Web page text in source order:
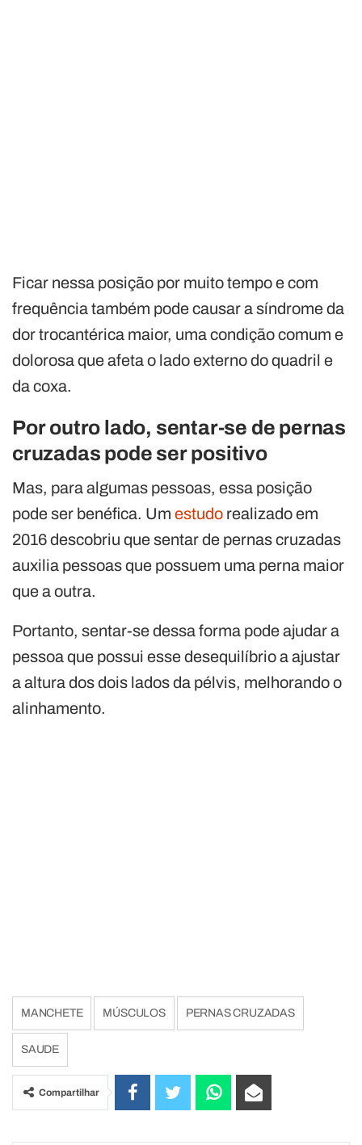
Ficar nessa posição por muito tempo e com
frequência também pode causar a síndrome da
dor trocantérica maior, uma condição comum e
dolorosa que afeta o lado externo do quadril e
da coxa.
Por outro lado, sentar-se de pernas
cruzadas pode ser positivo
Mas, para algumas pessoas, essa posição
pode ser benéfica. Um estudo realizado em
2016 descobriu que sentar de pernas cruzadas
auxilia pessoas que possuem uma perna maior
que a outra.
Portanto, sentar-se dessa forma pode ajudar a
pessoa que possui esse desequilíbrio a ajustar
a altura dos dois lados da pélvis, melhorando o
alinhamento.
MANCHETE MÚSCULOS PERNAS CRUZADAS
SAUDE
Compartilhar